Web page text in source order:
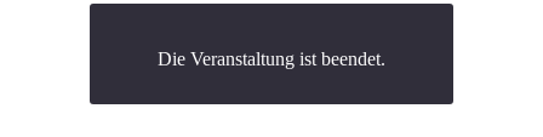
Die Veranstaltung ist beendet.